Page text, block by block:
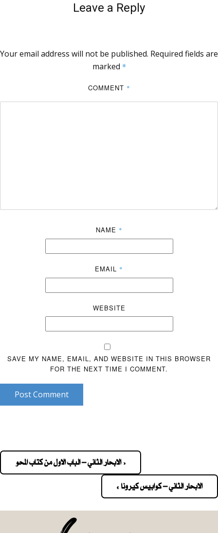
Leave a Reply
Your email address will not be published. Required fields are
marked *
COMMENT *
NAME *
EMAIL *
WEBSITE
SAVE MY NAME, EMAIL, AND WEBSITE IN THIS BROWSER
FOR THE NEXT TIME I COMMENT.
Post Comment
navigation
« الابحار الثاني – الباب الاول من كتاب المحو
الابحار الثاني – كوابيس كيرونا »